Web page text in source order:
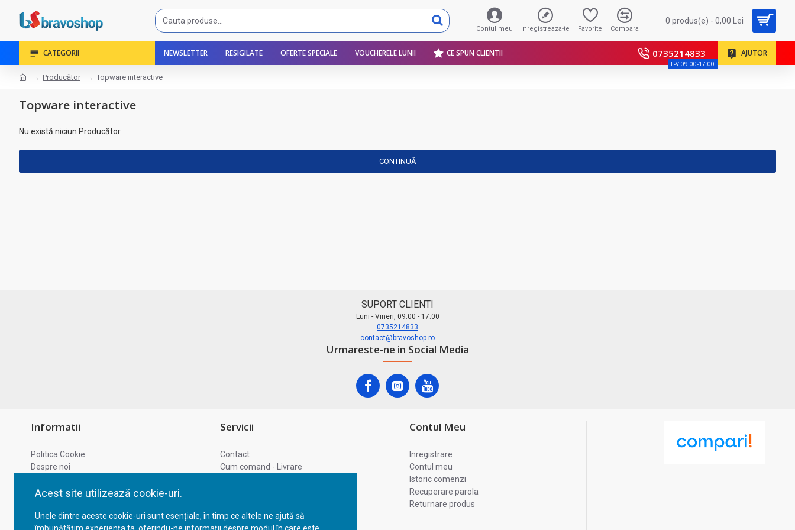
Acest site utilizează cookie-uri.
Unele dintre aceste cookie-uri sunt esențiale, în timp ce altele ne ajută să
Contul meu Inregistreaza-te Favorite Compara
0 produs(e) - 0,00 Lei
CATEGORII NEWSLETTER RESIGILATE OFERTE SPECIALE VOUCHERELE LUNII CE SPUN CLIENTII 0735214833
L-V:09:00-17:00
AJUTOR
Producător Topware interactive
Topware interactive
Nu există niciun Producător.
CONTINUĂ
SUPORT CLIENTI
Luni - Vineri, 09:00 - 17:00
0735214833
contact@bravoshop.ro
Urmareste-ne in Social Media
Informatii
Politica Cookie
Despre noi
Confidentialitate
GDPR - Datele tale
Servicii
Contact
Cum comand - Livrare
ANPC
Contul Meu
Inregistrare
Contul meu
Istoric comenzi
Recuperare parola
Returnare produs